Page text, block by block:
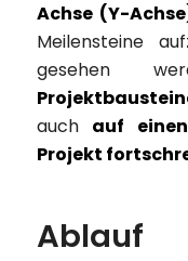
Achse (Y-
Meilensteine
gesehen
auch auf
Projekt